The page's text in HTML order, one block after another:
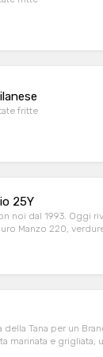
fritte
25Y
noi dal 1993. Oggi
Manzo 220,
della Tana per un
marinata e grigliata,